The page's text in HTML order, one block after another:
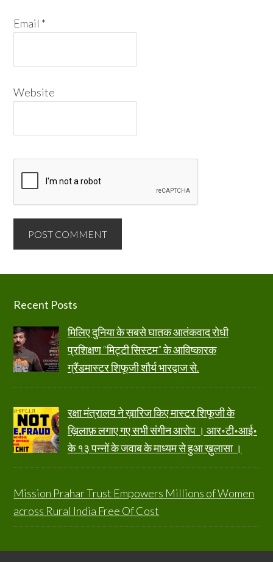
Email *
Website
Footer
Recent Posts
मिलिए दुनिया के सबसे घातक आतंकवाद रोधी
प्रशिक्षण “मिट्टी सिस्टम” के आविष्कारक
ग्रैंडमास्टर शिफूजी शौर्य भारद्वाज से.
रक्षा मंत्रालय ने ख़ारिज किए मास्टर शिफूजी के
ख़िलाफ़ लगाए गए सभी संगीन आरोप । आर॰टी॰आई॰
के १३ पन्नों के जवाब के माध्यम से हुआ ख़ुलासा ।
Mission Prahar Trust Empowers Millions of Women
across Rural India Free Of Cost